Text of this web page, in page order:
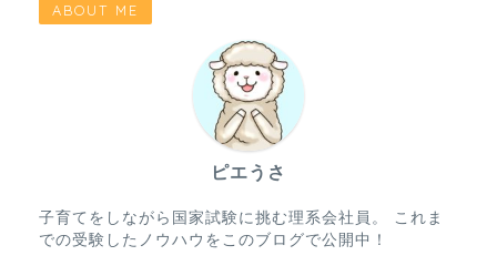
ABOUT ME
ピエうさ
子育てをしながら国家試験に挑む理系会社員。 これま
での受験したノウハウをこのブログで公開中！